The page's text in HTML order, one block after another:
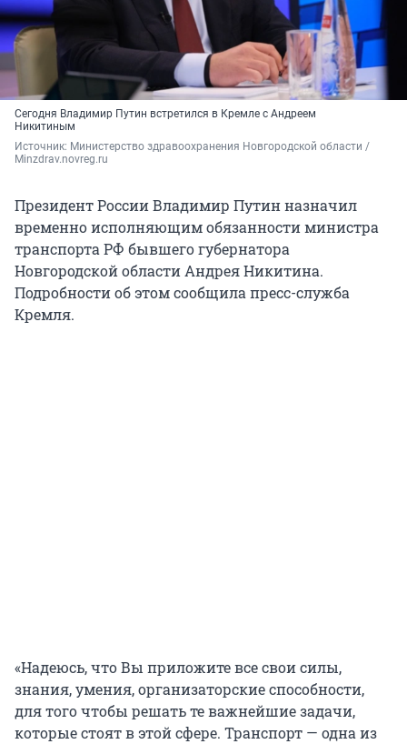
Сегодня Владимир Путин встретился в Кремле с Андреем
Никитиным
Источник: Министерство здравоохранения Новгородской области /
Minzdrav.novreg.ru
Президент России Владимир Путин назначил
временно исполняющим обязанности министра
транспорта РФ бывшего губернатора
Новгородской области Андрея Никитина.
Подробности об этом сообщила пресс-служба
Кремля.
«Надеюсь, что Вы приложите все свои силы,
знания, умения, организаторские способности,
для того чтобы решать те важнейшие задачи,
которые стоят в этой сфере. Транспорт — одна из